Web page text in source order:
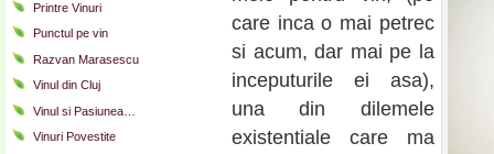
Printre Vinuri
Punctul pe vin
Razvan Marasescu
Vinul din Cluj
Vinul si Pasiunea…
Vinuri Povestite
care inca o mai petrec
si acum, dar mai pe la
inceputurile ei asa),
una din dilemele
existentiale care ma